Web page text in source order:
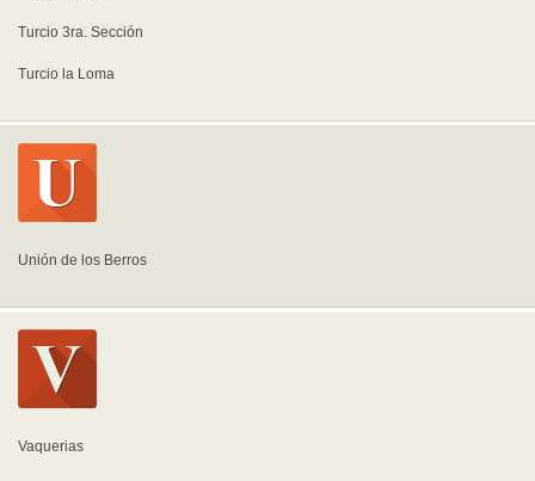
Turcio 3ra. Sección
Turcio la Loma
Unión de los Berros
Vaquerias